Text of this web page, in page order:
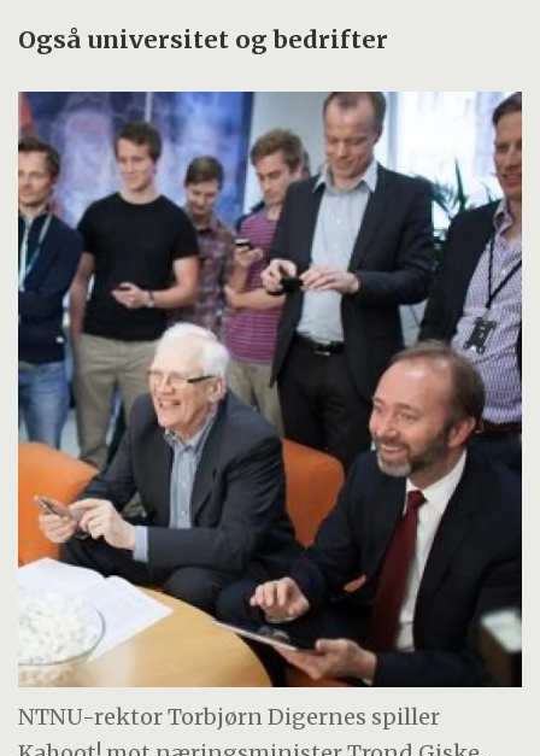
Også universitet og bedrifter
NTNU-rektor Torbjørn Digernes spiller